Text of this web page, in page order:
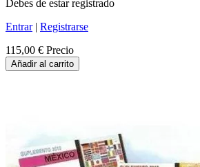
Debes de estar registrado
Entrar| Registrarse
115,00 € Precio
Añadir al carrito